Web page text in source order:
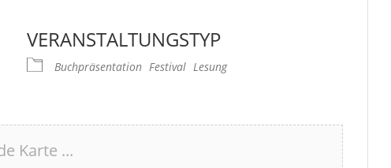
VERANSTALTUNGSTYP
Buchpräsentation Festival Lesung
Karte ...